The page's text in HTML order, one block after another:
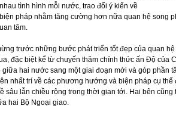
tình hình mỗi nước, trao đổi ý kiến về
pháp nhằm tăng cường hơn nữa quan hệ song
tâm.
trước những bước phát triển tốt đẹp của quan
đặc biệt kể từ chuyến thăm chính thức ấn Độ của
giữa hai nước sang một giai đoạn mới và góp phần
nhất trí về các phương hướng và biện pháp cụ thể
sâu lẫn chiều rộng trong thời gian tới. Hai bên
hai Bộ Ngoại giao.